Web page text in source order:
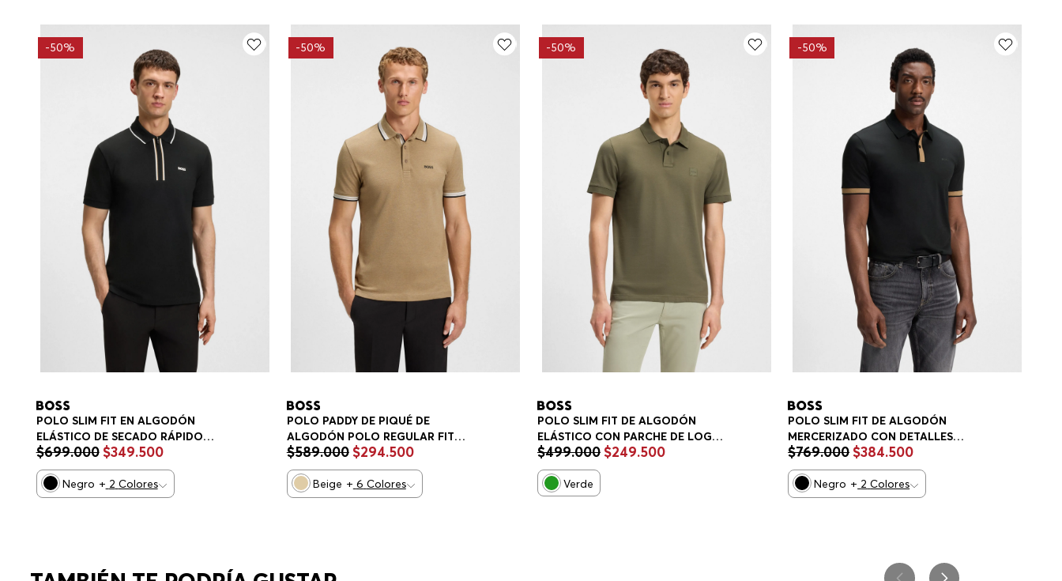
-50%
POLO SLIM FIT EN ALGODÓN
ELÁSTICO DE SECADO RÁPIDO
POLO SLIM FIT HOMBRE
$699.000 $349.500
Negro + 2 Colores
-50%
POLO PADDY DE PIQUÉ DE
ALGODÓN POLO REGULAR FIT
HOMBRE
$589.000 $294.500
Beige + 6 Colores
-50%
POLO SLIM FIT DE ALGODÓN
ELÁSTICO CON PARCHE DE LOGO
POLO SLIM FIT HOMBRE
$499.000 $249.500
Verde
-50%
POLO SLIM FIT DE ALGODÓN
MERCERIZADO CON DETALLES
ESTRUCTURADOS POLO SLIM FIT
HOMBRE
$769.000 $384.500
Negro + 2 Colores